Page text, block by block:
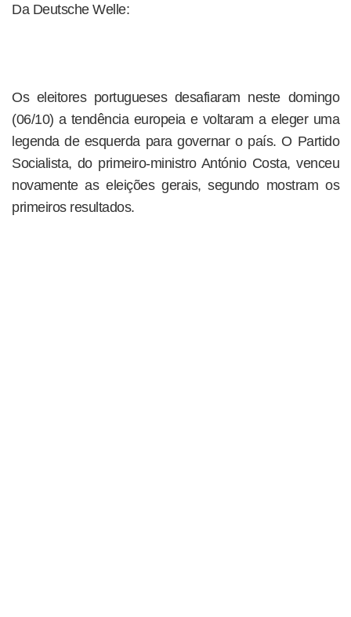
Da Deutsche Welle:
Os eleitores portugueses desafiaram neste domingo
(06/10) a tendência europeia e voltaram a eleger uma
legenda de esquerda para governar o país. O Partido
Socialista, do primeiro-ministro António Costa, venceu
novamente as eleições gerais, segundo mostram os
primeiros resultados.